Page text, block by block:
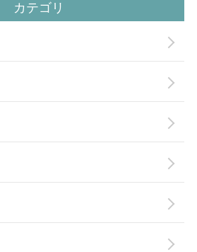
カテゴリ